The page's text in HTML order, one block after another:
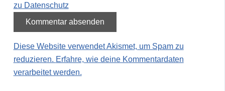
zu Datenschutz
Diese Website verwendet Akismet, um Spam zu
reduzieren. Erfahre, wie deine Kommentardaten
verarbeitet werden.